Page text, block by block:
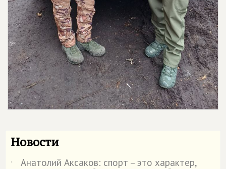
Новости
˙ Анатолий Аксаков: спорт – это характер,